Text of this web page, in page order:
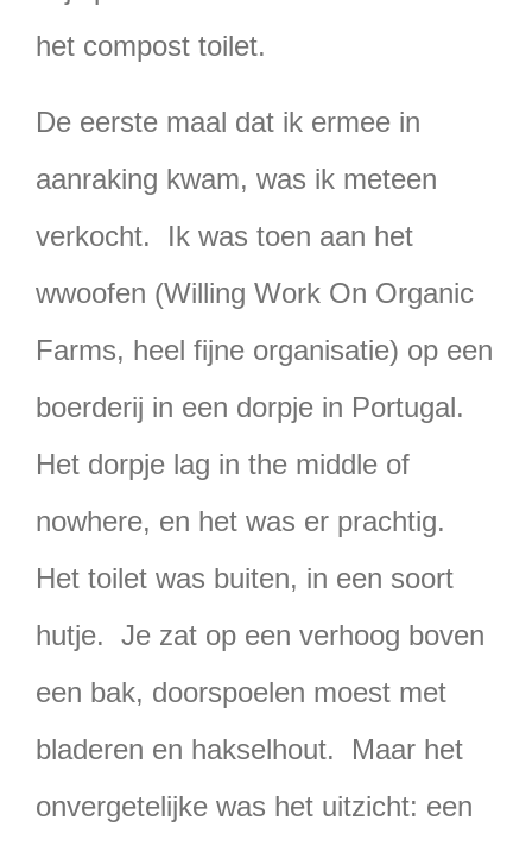
het compost toilet.
De eerste maal dat ik ermee in
aanraking kwam, was ik meteen
verkocht. Ik was toen aan het
wwoofen (Willing Work On Organic
Farms, heel fijne organisatie) op een
boerderij in een dorpje in Portugal.
Het dorpje lag in the middle of
nowhere, en het was er prachtig.
Het toilet was buiten, in een soort
hutje. Je zat op een verhoog boven
een bak, doorspoelen moest met
bladeren en hakselhout. Maar het
onvergetelijke was het uitzicht: een